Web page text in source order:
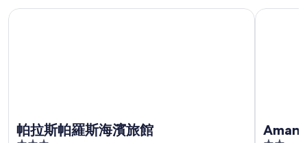
帕拉斯帕羅斯海濱旅館
帕拉斯帕羅斯海濱旅館
Aman
Aman Dia